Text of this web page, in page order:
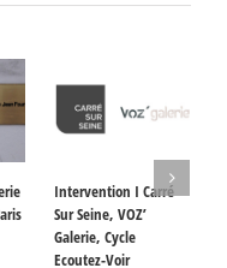
Intervention I Carré
Sur Seine, VOZ’
Galerie, Cycle
Ecoutez-Voir